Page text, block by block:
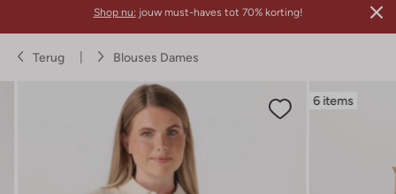
Shop nu: jouw must-haves tot 70% korting!
Terug Blouses Dames
6 items